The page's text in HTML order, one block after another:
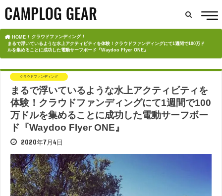
HOME
クラウドファンディング
まるで浮いているような水上アクティビティを体験！クラウドファンディングにて1週間で100万ド
ルを集めることに成功した電動サーフボード『Waydoo Flyer ONE』
クラウドファンディング
まるで浮いているような水上アクティビティを
体験！クラウドファンディングにて1週間で100
万ドルを集めることに成功した電動サーフボー
ド『Waydoo Flyer ONE』
2020年7月4日